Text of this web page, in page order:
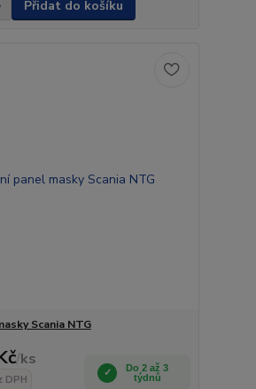
Přidat do košíku
Scania NTG
/ks
DPH
Do 2 až 3
týdnů